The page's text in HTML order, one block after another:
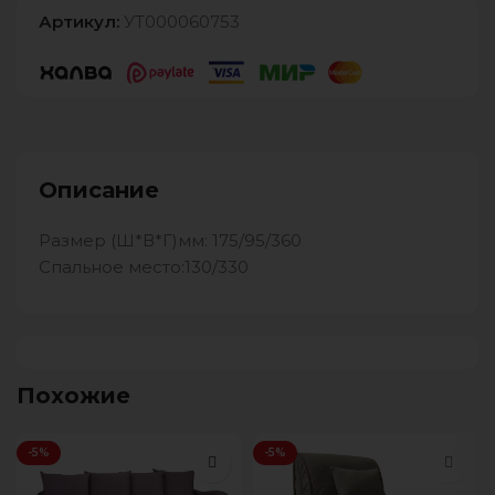
Артикул: УТ000060753
Описание
Размер (Ш*В*Г)мм: 175/95/360
Спальное место:130/330
Похожие
-5% -5%